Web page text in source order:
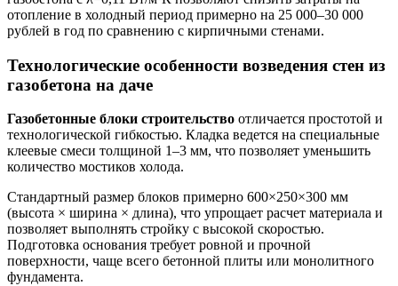
отопление в холодный период примерно на 25 000–30 000
рублей в год по сравнению с кирпичными стенами.
Технологические особенности возведения стен из
газобетона на даче
Газобетонные блоки строительство отличается простотой и
технологической гибкостью. Кладка ведется на специальные
клеевые смеси толщиной 1–3 мм, что позволяет уменьшить
количество мостиков холода.
Стандартный размер блоков примерно 600×250×300 мм
(высота × ширина × длина), что упрощает расчет материала и
позволяет выполнять стройку с высокой скоростью.
Подготовка основания требует ровной и прочной
поверхности, чаще всего бетонной плиты или монолитного
фундамента.